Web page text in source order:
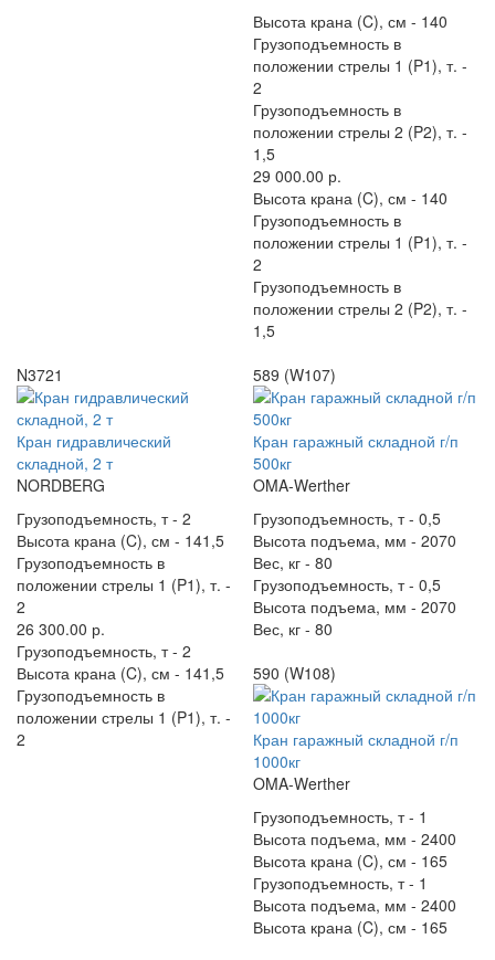
Высота крана (C), см - 140
Грузоподъемность в
положении стрелы 1 (P1), т. -
2
Грузоподъемность в
положении стрелы 2 (P2), т. -
1,5
29 000.00 р.
Высота крана (C), см - 140
Грузоподъемность в
положении стрелы 1 (P1), т. -
2
Грузоподъемность в
положении стрелы 2 (P2), т. -
1,5
N3721
Кран гидравлический
складной, 2 т
NORDBERG
Грузоподъемность, т - 2
Высота крана (C), см - 141,5
Грузоподъемность в
положении стрелы 1 (P1), т. -
2
26 300.00 р.
Грузоподъемность, т - 2
Высота крана (C), см - 141,5
Грузоподъемность в
положении стрелы 1 (P1), т. -
2
589 (W107)
Кран гаражный складной г/п
500кг
OMA-Werther
Грузоподъемность, т - 0,5
Высота подъема, мм - 2070
Вес, кг - 80
Грузоподъемность, т - 0,5
Высота подъема, мм - 2070
Вес, кг - 80
590 (W108)
Кран гаражный складной г/п
1000кг
OMA-Werther
Грузоподъемность, т - 1
Высота подъема, мм - 2400
Высота крана (C), см - 165
Грузоподъемность, т - 1
Высота подъема, мм - 2400
Высота крана (C), см - 165